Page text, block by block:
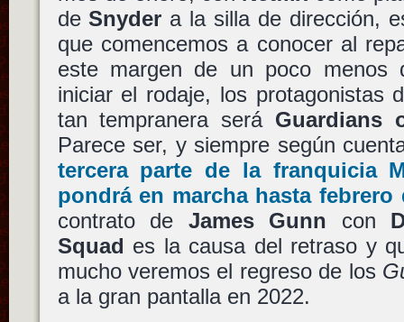
deSnyder a la silla de dirección,
que comencemos a conocer al
este margen de un poco menos
iniciar el rodaje, los protagonistas
tan tempranera será Guardians
Parece ser, y siempre según
tercera parte de la franquicia
pondrá en marcha hasta febrero
contrato de James Gunn con
Squad es la causa del retraso y
mucho veremos el regreso de los
a la gran pantalla en 2022.